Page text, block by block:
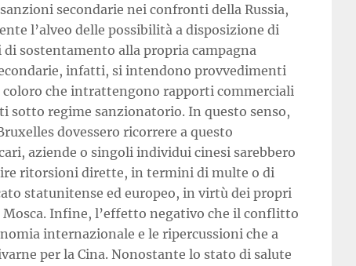
secondarie nei confronti della Russia,
l’alveo delle possibilità a disposizione di
sostentamento alla propria campagna
infatti, si intendono provvedimenti
che intrattengono rapporti commerciali
sotto regime sanzionatorio. In questo senso,
dovessero ricorrere a questo
aziende o singoli individui cinesi sarebbero
ritorsioni dirette, in termini di multe o di
statunitense ed europeo, in virtù dei propri
Infine, l’effetto negativo che il conflitto
internazionale e le ripercussioni che a
per la Cina. Nonostante lo stato di salute